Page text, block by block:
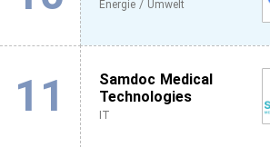
Energie / Umwelt
11
Samdoc Medical
Technologies
IT